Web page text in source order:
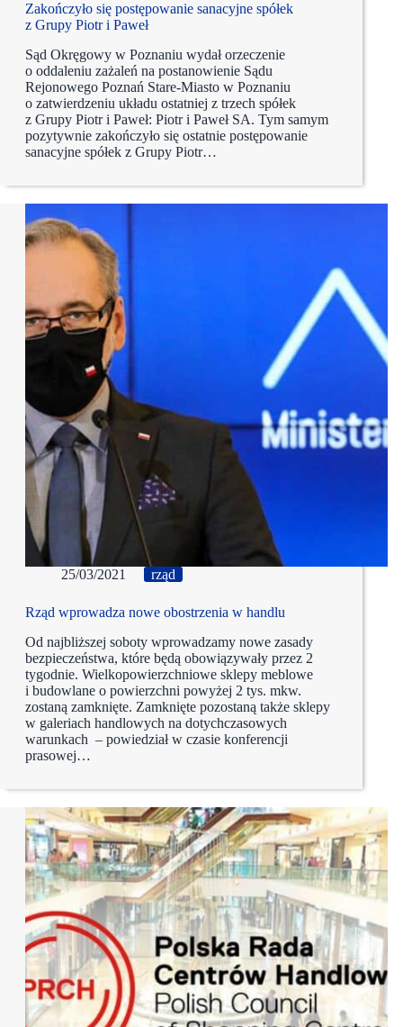
Zakończyło się postępowanie sanacyjne spółek
z Grupy Piotr i Paweł
Sąd Okręgowy w Poznaniu wydał orzeczenie
o oddaleniu zażaleń na postanowienie Sądu
Rejonowego Poznań Stare-Miasto w Poznaniu
o zatwierdzeniu układu ostatniej z trzech spółek
z Grupy Piotr i Paweł: Piotr i Paweł SA. Tym samym
pozytywnie zakończyło się ostatnie postępowanie
sanacyjne spółek z Grupy Piotr…
25/03/2021 rząd
Rząd wprowadza nowe obostrzenia w handlu
Od najbliższej soboty wprowadzamy nowe zasady
bezpieczeństwa, które będą obowiązywały przez 2
tygodnie. Wielkopowierzchniowe sklepy meblowe
i budowlane o powierzchni powyżej 2 tys. mkw.
zostaną zamknięte. Zamknięte pozostaną także sklepy
w galeriach handlowych na dotychczasowych
warunkach – powiedział w czasie konferencji
prasowej…